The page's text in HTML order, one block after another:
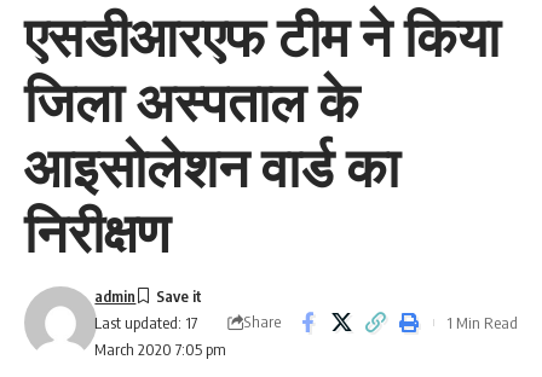
एसडीआरएफ टीम ने किया
जिला अस्पताल के
आइसोलेशन वार्ड का
निरीक्षण
Last updated: 17
March 2020 7:05 pm
admin
Share
1 Min Read